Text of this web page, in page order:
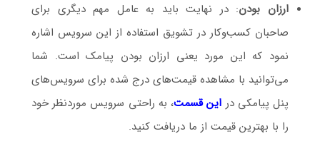
ارزان بودن: در نهایت باید به عامل مهم دیگری برای
صاحبان کسب‌و‌کار در تشویق استفاده از این سرویس اشاره
نمود که این مورد یعنی ارزان بودن پیامک است. شما
می‌توانید با مشاهده قیمت‌های درج شده برای سرویس‌های
پنل پیامکی در این قسمت، به راحتی سرویس موردنظر خود
را با بهترین قیمت از ما دریافت کنید.